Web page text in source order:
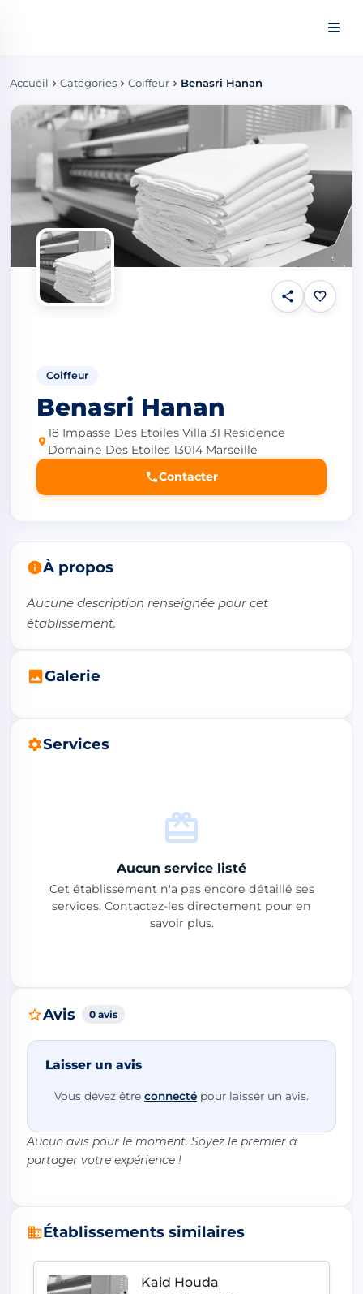
Accueil Catégories Coiffeur Benasri Hanan
Coiffeur
Benasri Hanan
18 Impasse Des Etoiles Villa 31 Residence
Domaine Des Etoiles 13014 Marseille
Contacter
À propos
Aucune description renseignée pour cet
établissement.
Galerie
Services
Aucun service listé
Cet établissement n'a pas encore détaillé ses
services. Contactez-les directement pour en
savoir plus.
Avis 0 avis
Laisser un avis
Vous devez être connecté pour laisser un avis.
Aucun avis pour le moment. Soyez le premier à
partager votre expérience !
Établissements similaires
Kaid Houda